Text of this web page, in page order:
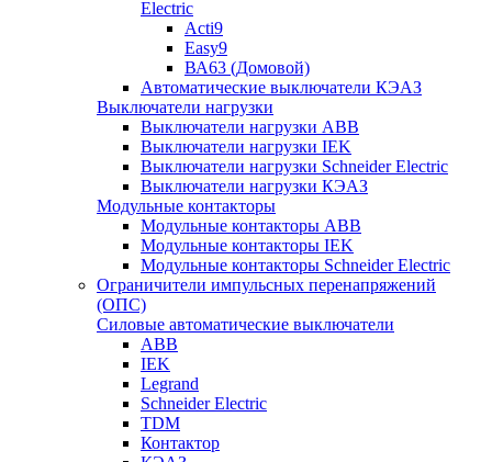
Electric
Acti9
Easy9
ВА63 (Домовой)
Автоматические выключатели КЭАЗ
Выключатели нагрузки
Выключатели нагрузки ABB
Выключатели нагрузки IEK
Выключатели нагрузки Schneider Electric
Выключатели нагрузки КЭАЗ
Модульные контакторы
Модульные контакторы ABB
Модульные контакторы IEK
Модульные контакторы Schneider Electric
Ограничители импульсных перенапряжений
(ОПС)
Силовые автоматические выключатели
ABB
IEK
Legrand
Schneider Electric
TDM
Контактор